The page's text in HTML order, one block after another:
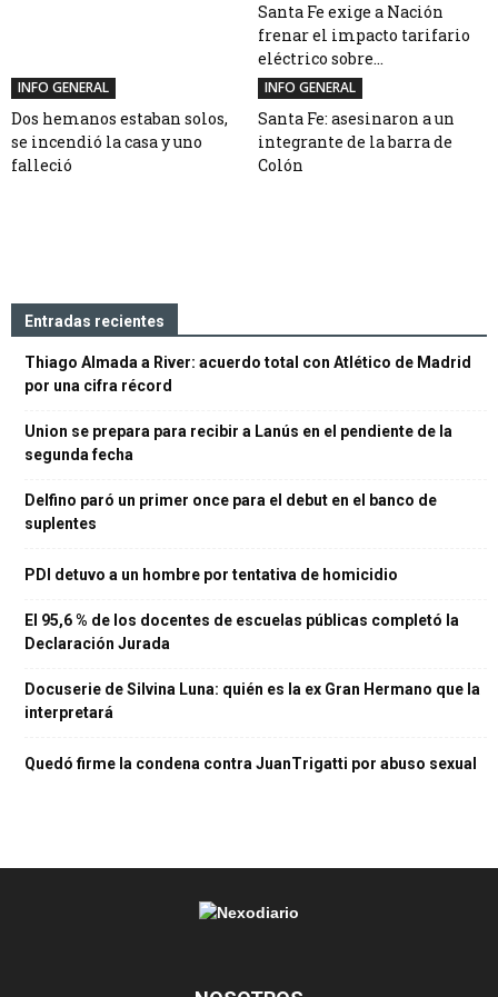
Santa Fe exige a Nación
frenar el impacto tarifario
eléctrico sobre...
INFO GENERAL
Dos hemanos estaban solos,
se incendió la casa y uno
falleció
INFO GENERAL
Santa Fe: asesinaron a un
integrante de la barra de
Colón
Entradas recientes
Thiago Almada a River: acuerdo total con Atlético de Madrid
por una cifra récord
Union se prepara para recibir a Lanús en el pendiente de la
segunda fecha
Delfino paró un primer once para el debut en el banco de
suplentes
PDI detuvo a un hombre por tentativa de homicidio
El 95,6 % de los docentes de escuelas públicas completó la
Declaración Jurada
Docuserie de Silvina Luna: quién es la ex Gran Hermano que la
interpretará
Quedó firme la condena contra JuanTrigatti por abuso sexual